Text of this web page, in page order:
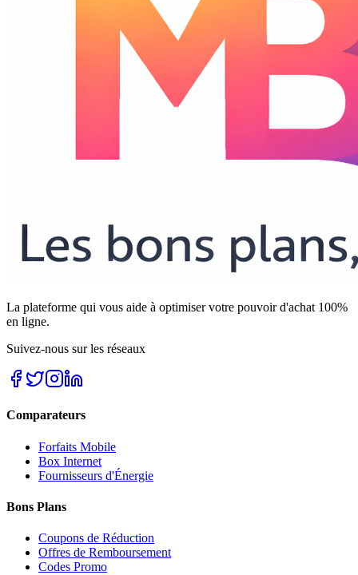
La plateforme qui vous aide à optimiser votre pouvoir d'achat 100%
en ligne.
Suivez-nous sur les réseaux
Comparateurs
Forfaits Mobile
Box Internet
Fournisseurs d'Énergie
Bons Plans
Coupons de Réduction
Offres de Remboursement
Codes Promo